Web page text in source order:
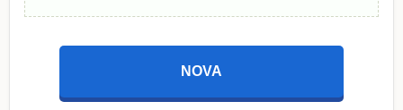
NOVA